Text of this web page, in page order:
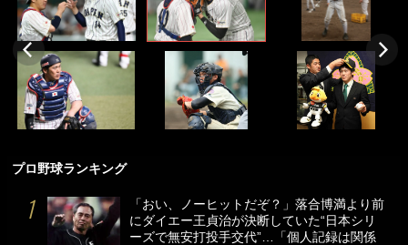
プロ野球ランキング
「おい、ノーヒットだぞ？」落合博満より前
にダイエー王貞治が決断していた“日本シリ
ーズで無安打投手交代”…「個人記録は関係